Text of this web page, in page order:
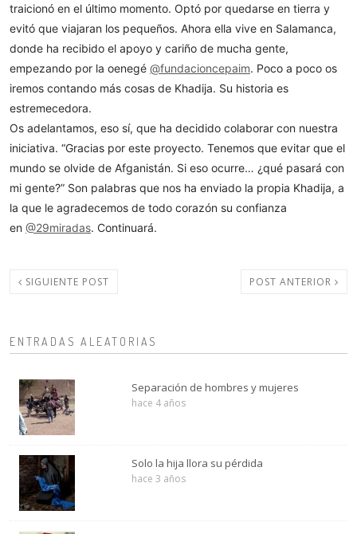
traicionó en el último momento. Optó por quedarse en tierra y
evitó que viajaran los pequeños. Ahora ella vive en Salamanca,
donde ha recibido el apoyo y cariño de mucha gente,
empezando por la oenegé @fundacioncepaim. Poco a poco os
iremos contando más cosas de Khadija. Su historia es
estremecedora.
Os adelantamos, eso sí, que ha decidido colaborar con nuestra
iniciativa. “Gracias por este proyecto. Tenemos que evitar que el
mundo se olvide de Afganistán. Si eso ocurre… ¿qué pasará con
mi gente?” Son palabras que nos ha enviado la propia Khadija, a
la que le agradecemos de todo corazón su confianza
en @29miradas. Continuará.
SIGUIENTE POST POST ANTERIOR
ENTRADAS ALEATORIAS
Separación de hombres y mujeres
hace 4 años
Solo la hija llora su pérdida
hace 3 años